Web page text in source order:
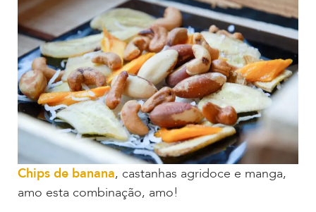
Chips de banana, castanhas agridoce e manga,
amo esta combinação, amo!